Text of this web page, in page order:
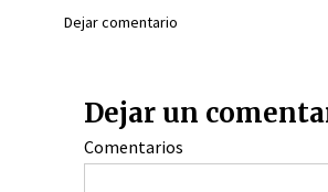
Dejar comentario
Dejar un
Comentarios